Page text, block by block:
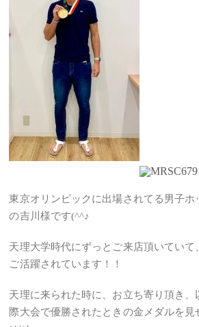
東京オリンピックに出場されてる男子ホ
の吉川様です(^^♪
天理大学時代にずっとご来店頂いていて
ご活躍されています！！
天理に来られた時に、お立ち寄り頂き、
際大会で優勝されたときの金メダルを